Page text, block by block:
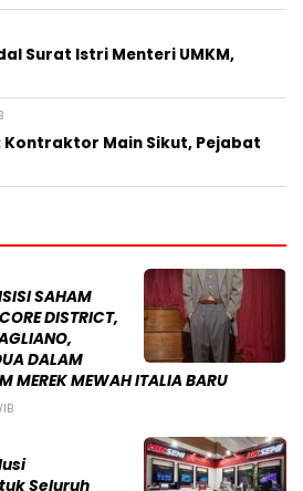
Surat Istri Menteri UMKM,
Kontraktor Main Sikut, Pejabat
SAHAM
DISTRICT,
DALAM
MEREK MEWAH ITALIA BARU
Seluruh